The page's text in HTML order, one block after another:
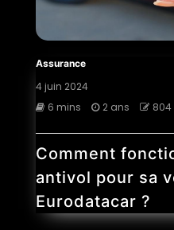
Assurance
4 juin 2024
6 mins
2 ans
Comment
antivol pour sa
Eurodatacar ?